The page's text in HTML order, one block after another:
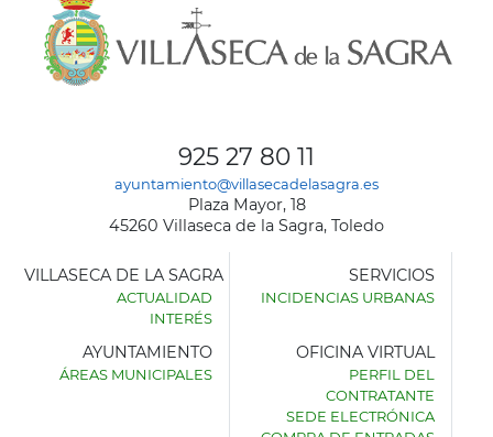
925 27 80 11
ayuntamiento@villasecadelasagra.es
Plaza Mayor, 18
45260 Villaseca de la Sagra, Toledo
AYUNTAMIENTO
VILLASECA DE LA SAGRA
ACTUALIDAD
INTERÉS
SERVICIOS
INCIDENCIAS URBANAS
AYUNTAMIENTO
ÁREAS MUNICIPALES
OFICINA VIRTUAL
PERFIL DEL
CONTRATANTE
SEDE ELECTRÓNICA